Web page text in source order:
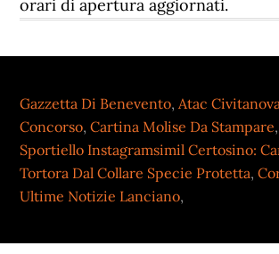
Gazzetta Di Benevento,Atac
Concorso,Cartina Molise Da Stampare
Sportiello Instagramsimil Certosino:
Tortora Dal Collare Specie Protetta,
Ultime Notizie Lanciano,